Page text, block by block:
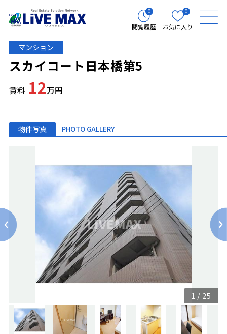
0
閲覧履歴
0
お気に入り
マンション
スカイコート日本橋第5
賃料 12万円
物件写真 PHOTO GALLERY
1 / 25